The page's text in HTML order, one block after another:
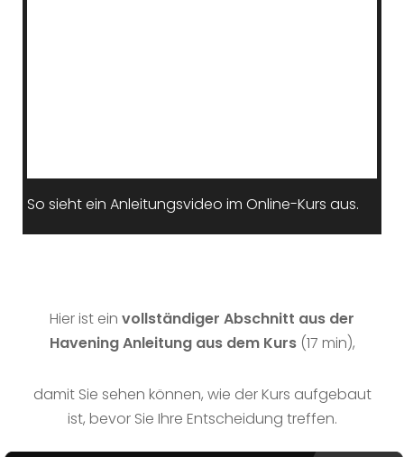
So sieht ein Anleitungsvideo im Online-Kurs aus.
Hier ist ein vollständiger Abschnitt aus der
Havening Anleitung aus dem Kurs (17 min),
damit Sie sehen können, wie der Kurs aufgebaut
ist, bevor Sie Ihre Entscheidung treffen.